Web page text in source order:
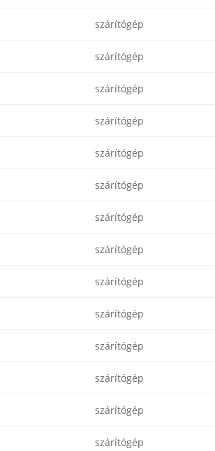
szárítógép
szárítógép
szárítógép
szárítógép
szárítógép
szárítógép
szárítógép
szárítógép
szárítógép
szárítógép
szárítógép
szárítógép
szárítógép
szárítógép